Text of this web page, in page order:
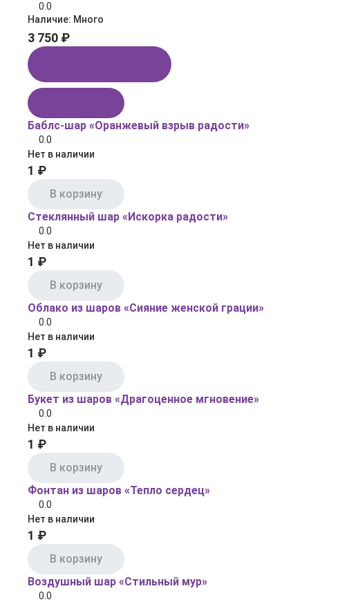
0.0
Наличие: Много
3 750 ₽
Баблс-шар «Оранжевый взрыв радости»
0.0
Нет в наличии
1 ₽
В корзину
Стеклянный шар «Искорка радости»
0.0
Нет в наличии
1 ₽
В корзину
Облако из шаров «Сияние женской грации»
0.0
Нет в наличии
1 ₽
В корзину
Букет из шаров «Драгоценное мгновение»
0.0
Нет в наличии
1 ₽
В корзину
Фонтан из шаров «Тепло сердец»
0.0
Нет в наличии
1 ₽
В корзину
Воздушный шар «Стильный мур»
0.0